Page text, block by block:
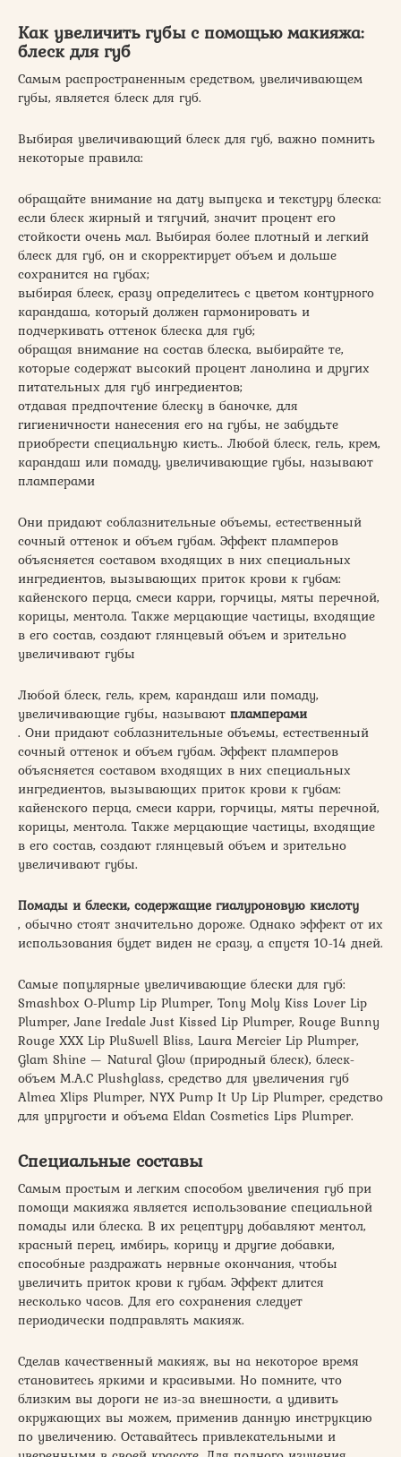
Как увеличить губы с помощью макияжа:
блеск для губ
Самым распространенным средством, увеличивающем
губы, является блеск для губ.
Выбирая увеличивающий блеск для губ, важно помнить
некоторые правила:
обращайте внимание на дату выпуска и текстуру блеска:
если блеск жирный и тягучий, значит процент его
стойкости очень мал. Выбирая более плотный и легкий
блеск для губ, он и скорректирует объем и дольше
сохранится на губах;
выбирая блеск, сразу определитесь с цветом контурного
карандаша, который должен гармонировать и
подчеркивать оттенок блеска для губ;
обращая внимание на состав блеска, выбирайте те,
которые содержат высокий процент ланолина и других
питательных для губ ингредиентов;
отдавая предпочтение блеску в баночке, для
гигиеничности нанесения его на губы, не забудьте
приобрести специальную кисть.. Любой блеск, гель, крем,
карандаш или помаду, увеличивающие губы, называют
пламперами
Они придают соблазнительные объемы, естественный
сочный оттенок и объем губам. Эффект пламперов
объясняется составом входящих в них специальных
ингредиентов, вызывающих приток крови к губам:
кайенского перца, смеси карри, горчицы, мяты перечной,
корицы, ментола. Также мерцающие частицы, входящие
в его состав, создают глянцевый объем и зрительно
увеличивают губы
Любой блеск, гель, крем, карандаш или помаду,
увеличивающие губы, называют пламперами
. Они придают соблазнительные объемы, естественный
сочный оттенок и объем губам. Эффект пламперов
объясняется составом входящих в них специальных
ингредиентов, вызывающих приток крови к губам:
кайенского перца, смеси карри, горчицы, мяты перечной,
корицы, ментола. Также мерцающие частицы, входящие
в его состав, создают глянцевый объем и зрительно
увеличивают губы.
Помады и блески, содержащие гиалуроновую кислоту
, обычно стоят значительно дороже. Однако эффект от их
использования будет виден не сразу, а спустя 10-14 дней.
Самые популярные увеличивающие блески для губ:
Smashbox O-Plump Lip Plumper, Tony Moly Kiss Lover Lip
Plumper, Jane Iredale Just Kissed Lip Plumper, Rouge Bunny
Rouge XXX Lip PluSwell Bliss, Laura Mercier Lip Plumper,
Glam Shine — Natural Glow (природный блеск), блеск-
объем M.A.C Plushglass, средство для увеличения губ
Almea Xlips Plumper, NYX Pump It Up Lip Plumper, средство
для упругости и объема Eldan Cosmetics Lips Plumper.
Специальные составы
Самым простым и легким способом увеличения губ при
помощи макияжа является использование специальной
помады или блеска. В их рецептуру добавляют ментол,
красный перец, имбирь, корицу и другие добавки,
способные раздражать нервные окончания, чтобы
увеличить приток крови к губам. Эффект длится
несколько часов. Для его сохранения следует
периодически подправлять макияж.
Сделав качественный макияж, вы на некоторое время
становитесь яркими и красивыми. Но помните, что
близким вы дороги не из-за внешности, а удивить
окружающих вы можем, применив данную инструкцию
по увеличению. Оставайтесь привлекательными и